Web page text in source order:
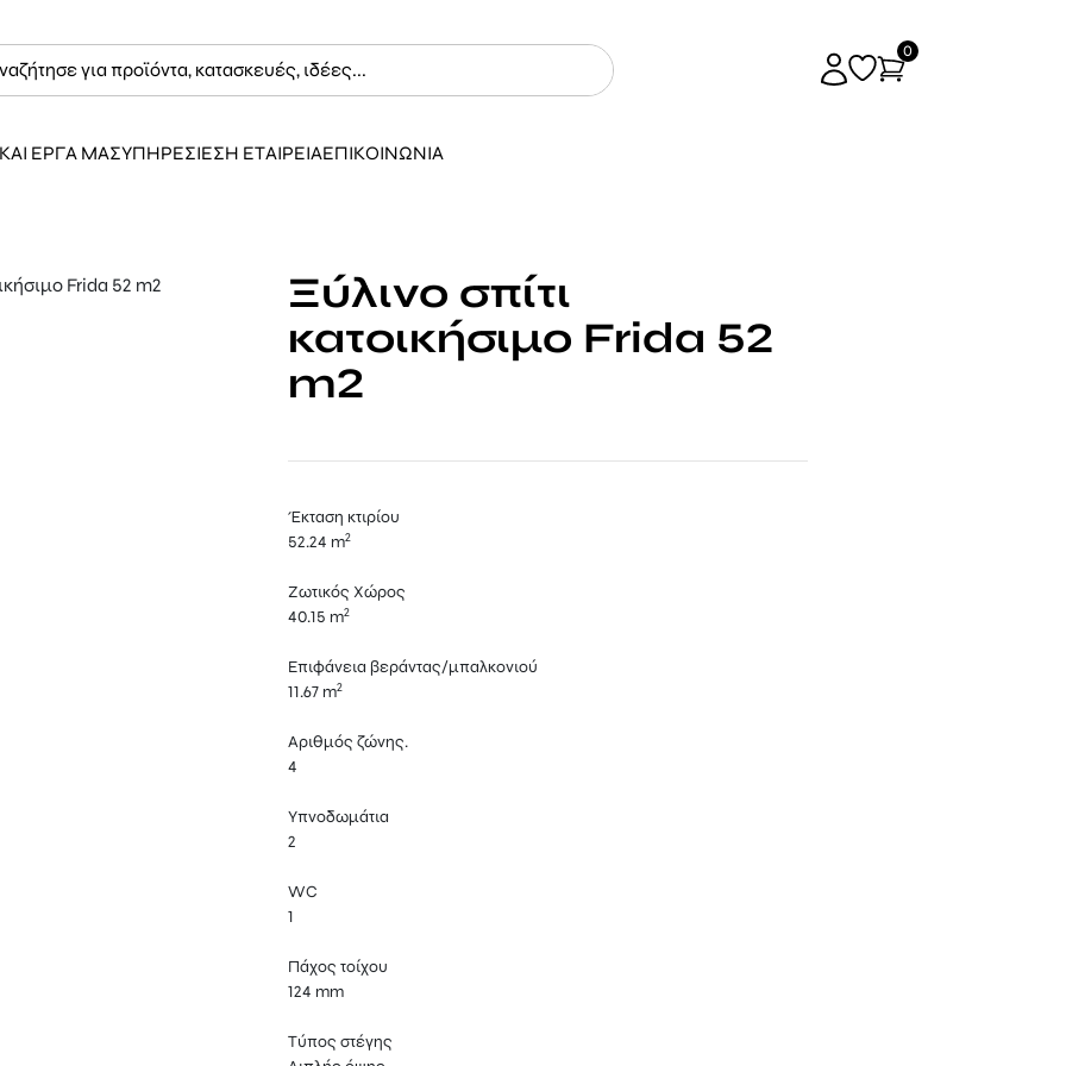
0
ΕΡΓΑ ΜΑΣΥΠΗΡΕΣΙΕΣΗ ΕΤΑΙΡΕΙΑΕΠΙΚΟΙΝΩΝΙΑ
Ξύλινο σπίτι
κατοικήσιμο Frida 52
m2
Έκταση κτιρίου
52.24 m2
Ζωτικός Χώρος
40.15 m2
Επιφάνεια βεράντας/μπαλκονιού
11.67 m2
Αριθμός ζώνης.
4
Υπνοδωμάτια
2
WC
1
Πάχος τοίχου
124 mm
Τύπος στέγης